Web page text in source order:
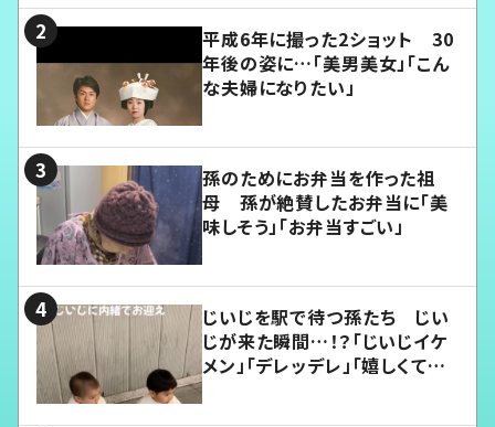
平成6年に撮った2ショット 30
年後の姿に…「美男美女」「こん
な夫婦になりたい」
孫のためにお弁当を作った祖
母 孫が絶賛したお弁当に「美
味しそう」「お弁当すごい」
じいじを駅で待つ孫たち じい
じが来た瞬間…！？「じいじイケ
メン」「デレッデレ」「嬉しくて可